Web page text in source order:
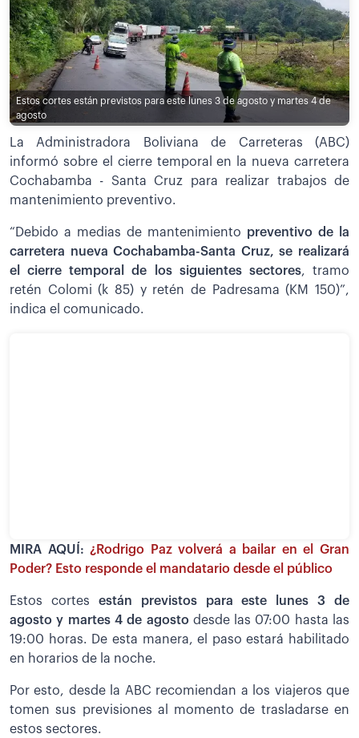
Estos cortes están previstos para este lunes 3 de agosto y martes 4 de
agosto
La Administradora Boliviana de Carreteras (ABC)
informó sobre el cierre temporal en la nueva carretera
Cochabamba - Santa Cruz para realizar trabajos de
mantenimiento preventivo.
“Debido a medias de mantenimiento preventivo de la
carretera nueva Cochabamba-Santa Cruz, se realizará
el cierre temporal de los siguientes sectores, tramo
retén Colomi (k 85) y retén de Padresama (KM 150)”,
indica el comunicado.
MIRA AQUÍ:¿Rodrigo Paz volverá a bailar en el Gran
Poder? Esto responde el mandatario desde el público
Estos cortes están previstos para este lunes 3 de
agosto y martes 4 de agostodesde las 07:00 hasta las
19:00 horas. De esta manera, el paso estará habilitado
en horarios de la noche.
Por esto, desde la ABC recomiendan a los viajeros que
tomen sus previsiones al momento de trasladarse en
estos sectores.